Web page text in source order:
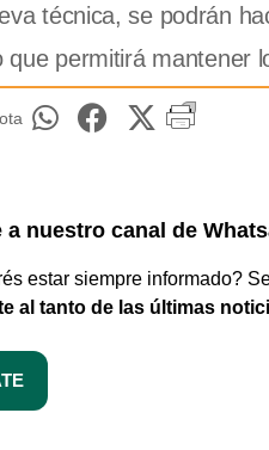
técnica, se podrán
que permitirá mantener
a nuestro canal de
estar siempre informado?
al tanto de las últimas